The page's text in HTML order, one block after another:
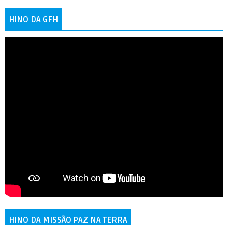
HINO DA GFH
HINO DA MISSÃO PAZ NA TERRA